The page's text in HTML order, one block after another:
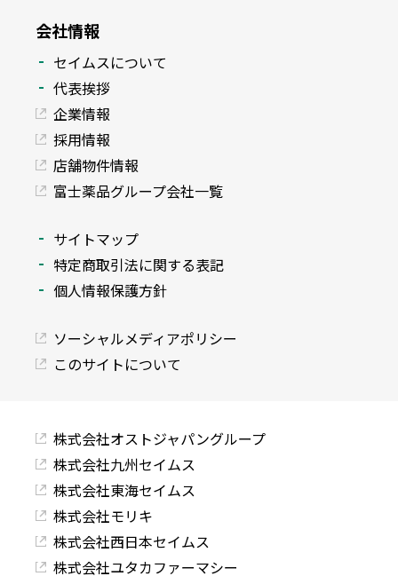
会社情報
セイムスについて
代表挨拶
企業情報
採用情報
店舗物件情報
富士薬品グループ会社一覧
サイトマップ
特定商取引法に関する表記
個人情報保護方針
ソーシャルメディアポリシー
このサイトについて
株式会社オストジャパングループ
株式会社九州セイムス
株式会社東海セイムス
株式会社モリキ
株式会社西日本セイムス
株式会社ユタカファーマシー